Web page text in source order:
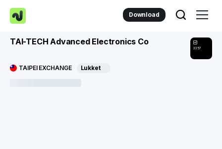
Download
TAI-TECH Advanced Electronics Co
3357
TAIPEI EXCHANGE Lukket